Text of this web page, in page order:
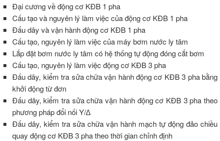
Đại cương về động cơ KĐB 1 pha
Cấu tạo và nguyên lý làm việc của động cơ KĐB 1 pha
Đấu dây và vận hành động cơ KĐB 1 pha
Cấu tạo, nguyên lý làm việc của máy bơm nước ly tâm
Lắp đặt bơm nước ly tâm có hệ thống tự động đóng cắt bơm
Cấu tạo, nguyên lý làm việc động cơ KĐB 3 pha
Đấu dây, kiểm tra sửa chữa vận hành động cơ KĐB 3 pha bằng
khởi động từ đơn
Đấu dây, kiểm tra sửa chữa vận hành động cơ KĐB 3 pha theo
phương pháp đổi nối Y/∆
Đấu dây, kiểm tra sửa chữa vận hành mạch tự động đảo chiều
quay động cơ KĐB 3 pha theo thời gian chỉnh định